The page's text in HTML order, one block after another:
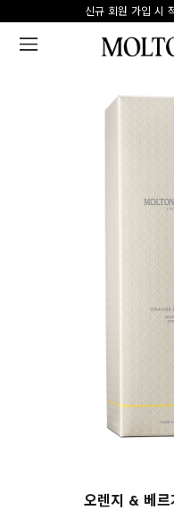
신규 회원 가입 시
오렌지 & 베르